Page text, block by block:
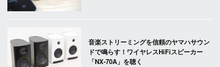
音楽ストリーミングを信頼のヤマハサウン
ドで鳴らす！ワイヤレスHiFiスピーカー
「NX-70A」を聴く